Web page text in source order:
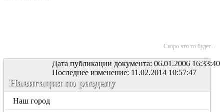
Скоро что то будет...
Дата публикации документа: 06.01.2006 16:33:40
Последнее изменение: 11.02.2014 10:57:47
Навигация по разделу
Наш город